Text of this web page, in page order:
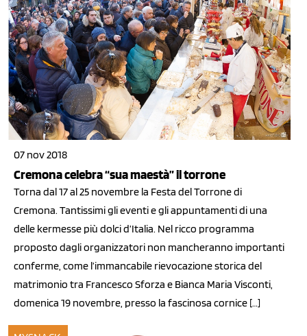
07 nov 2018
Cremona celebra “sua maestà” il torrone
Torna dal 17 al 25 novembre la Festa del Torrone di
Cremona. Tantissimi gli eventi e gli appuntamenti di una
delle kermesse più dolci d’Italia. Nel ricco programma
proposto dagli organizzatori non mancheranno importanti
conferme, come l’immancabile rievocazione storica del
matrimonio tra Francesco Sforza e Bianca Maria Visconti,
domenica 19 novembre, presso la fascinosa cornice […]